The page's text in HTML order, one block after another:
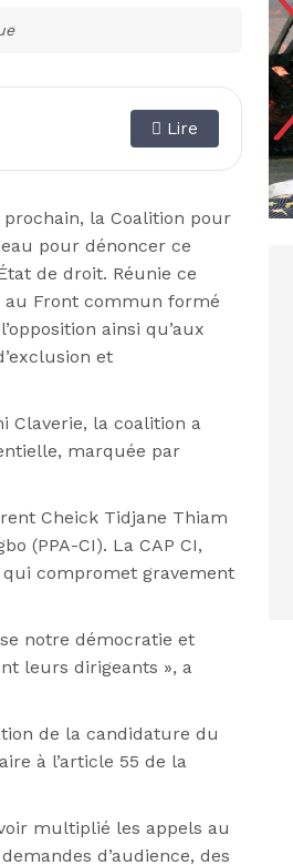
Lire
la Coalition pour
pour dénoncer ce
de droit. Réunie ce
au Front commun formé
ainsi qu’aux
et
Claverie, la coalition a
marquée par
Cheick Tidjane Thiam
(PPA-CI). La CAP CI,
compromet gravement
notre démocratie et
leurs dirigeants », a
de la candidature du
à l’article 55 de la
multiplié les appels au
d’audience, des